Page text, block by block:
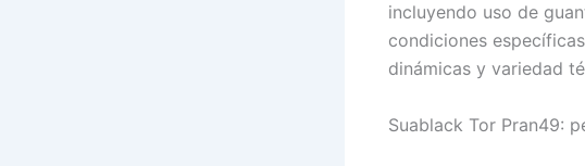
incluyendo uso de
condiciones
dinámicas y variedad
Suablack Tor Pran49: